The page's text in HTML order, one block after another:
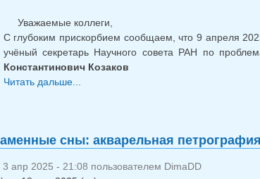
Уважаемые коллеги,
C глубоким прискорбием сообщаем, что 9 апреля
учёный секретарь Научного совета РАН по
Константинович Козаков
Читать дальше...
сны: акварельная
3 апр 2025 - 21:08 пользователем DimaDD